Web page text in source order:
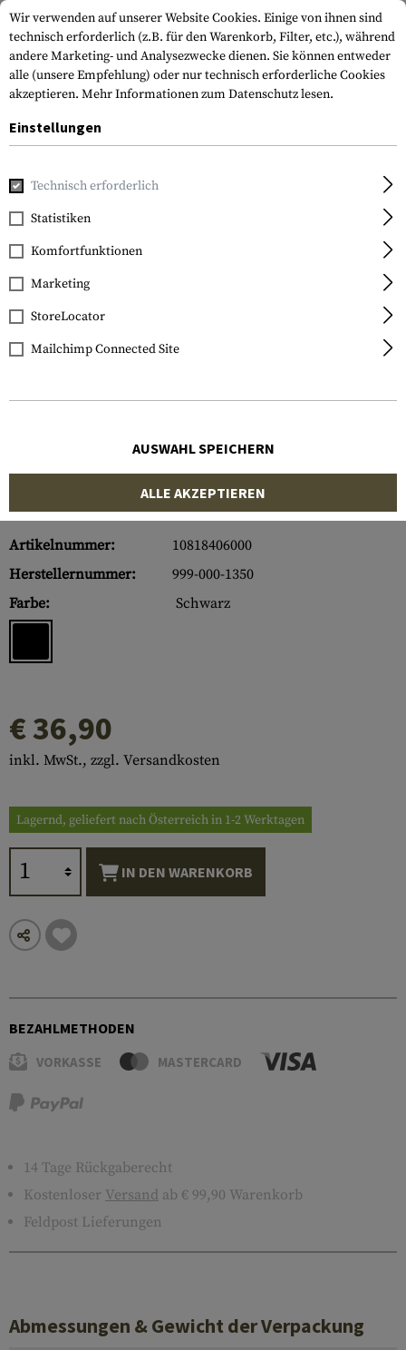
Home Waffenzubehör
Lancer
Magazine Coupler /
Cinch
Artikelnummer:
10818406000
Herstellernummer:
999-000-1350
Farbe:
Schwarz
€ 36,90
inkl. MwSt., zzgl. Versandkosten
Lagernd, geliefert nach Österreich in 1-2 Werktagen
IN DEN WARENKORB
BEZAHLMETHODEN
VORKASSE MASTERCARD
14 Tage Rückgaberecht
Kostenloser Versand ab € 99,90 Warenkorb
Feldpost Lieferungen
Abmessungen & Gewicht der Verpackung
Wir verwenden auf unserer Website Cookies. Einige von ihnen sind
technisch erforderlich (z.B. für den Warenkorb, Filter, etc.), während
andere Marketing- und Analysezwecke dienen. Sie können entweder
alle (unsere Empfehlung) oder nur technisch erforderliche Cookies
akzeptieren. Mehr Informationen zum Datenschutz lesen.
Einstellungen
Technisch erforderlich
Statistiken
Komfortfunktionen
Marketing
StoreLocator
Mailchimp Connected Site
AUSWAHL SPEICHERN
ALLE AKZEPTIEREN